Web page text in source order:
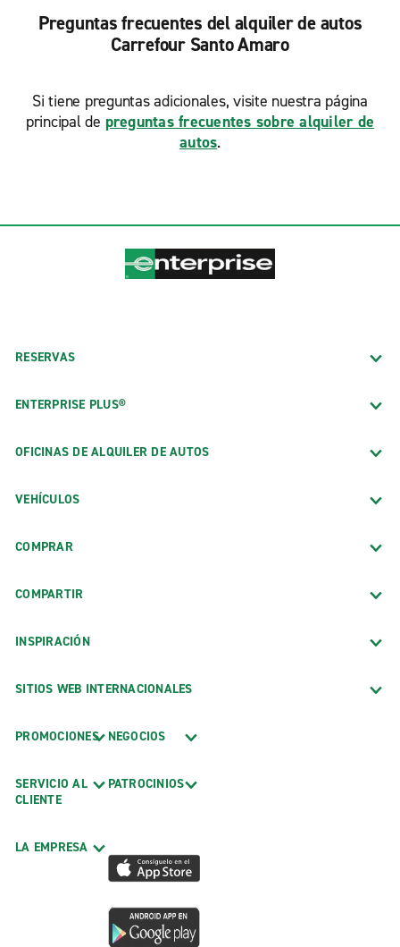
Preguntas frecuentes del alquiler de autos
Carrefour Santo Amaro
Si tiene preguntas adicionales, visite nuestra página
principal de preguntas frecuentes sobre alquiler de
autos.
RESERVAS
ENTERPRISE PLUS®
OFICINAS DE ALQUILER DE AUTOS
VEHÍCULOS
COMPRAR
COMPARTIR
INSPIRACIÓN
SITIOS WEB INTERNACIONALES
PROMOCIONES
SERVICIO AL
CLIENTE
LA EMPRESA
NEGOCIOS
PATROCINIOS